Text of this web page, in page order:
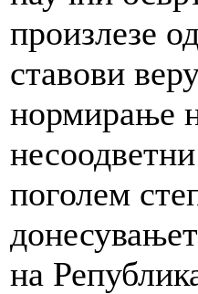
произлезе
ставови
нормирање
поголем
на